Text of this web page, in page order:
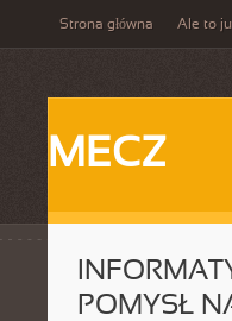
Strona główna Ale to
MECZ
POMYSŁ